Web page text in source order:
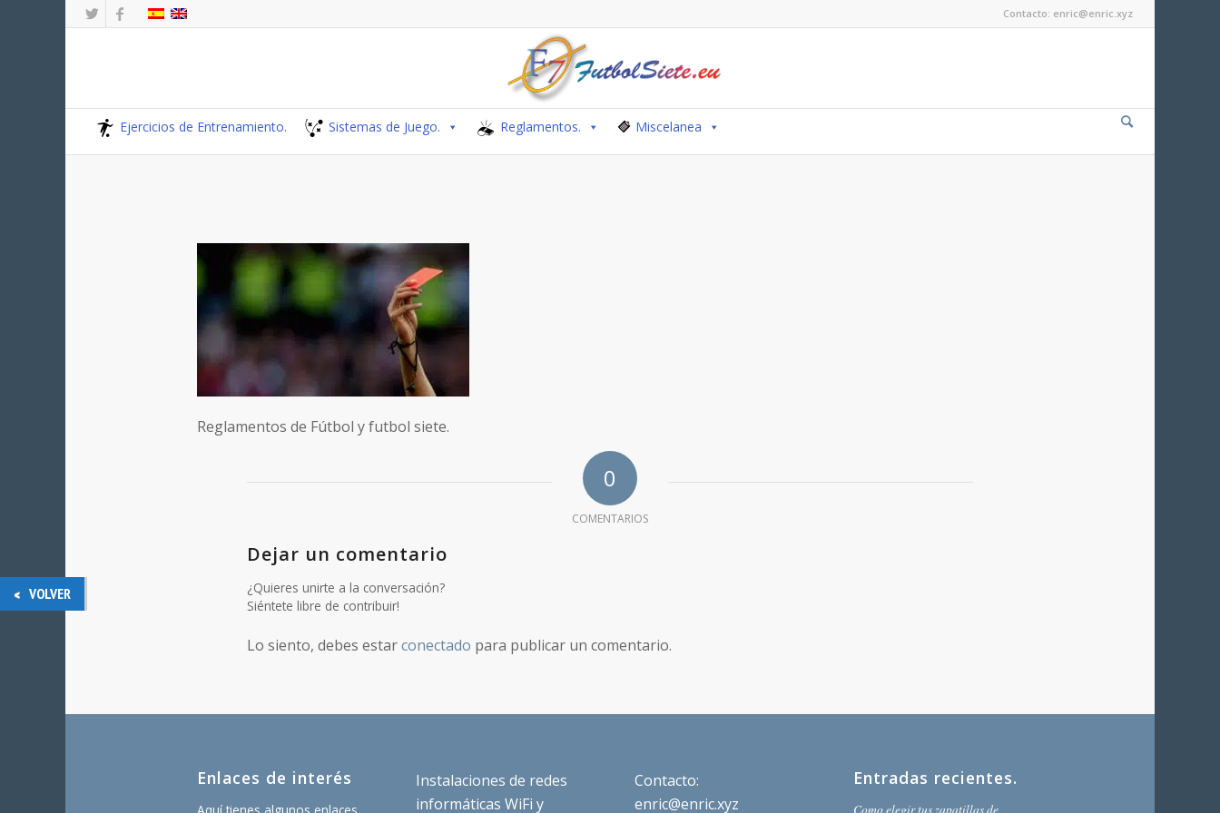
Contacto: enric@enric.xyz
Ejercicios de Entrenamiento. Sistemas de Juego. Reglamentos. Miscelanea
Reglamentos de Fútbol y futbol siete.
0
COMENTARIOS
Dejar un comentario
¿Quieres unirte a la conversación?
Siéntete libre de contribuir!
Lo siento, debes estarconectado para publicar un comentario.
Enlaces de interés
Instalaciones de redes
informáticas WiFi y
Contacto:
enric@enric.xyz
Entradas recientes.
Como elegir tus zapatillas de
VOLVER